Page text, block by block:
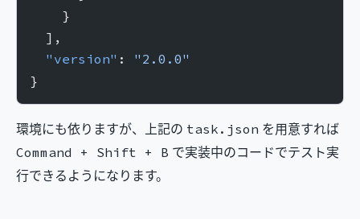
    }
  ],
  "version"
: "2.0.0"
}
環境にも依りますが、上記の task.json を用意すれば
Command + Shift + B で実装中のコードでテスト実
行できるようになります。